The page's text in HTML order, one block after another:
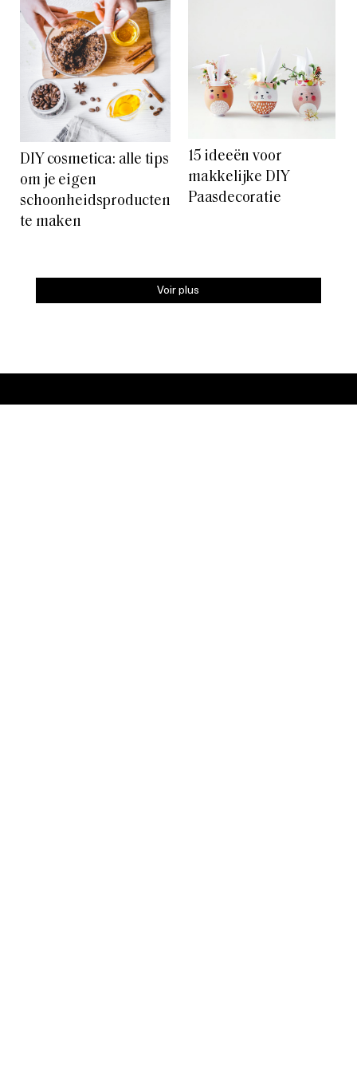
DIY cosmetica: alle tips
om je eigen
schoonheidsproducten
te maken
15 ideeën voor
makkelijke DIY
Paasdecoratie
Voir plus